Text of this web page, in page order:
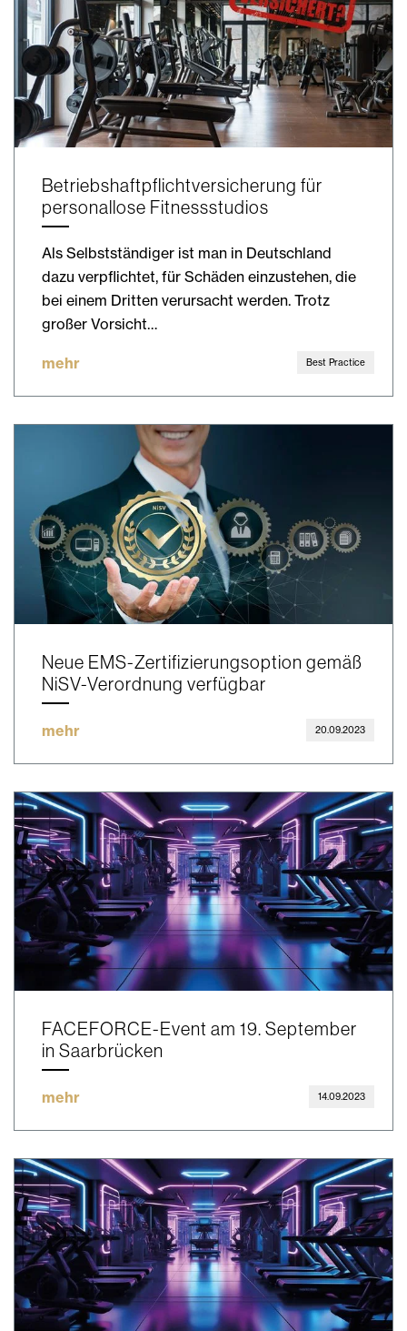
Betriebshaftpflichtversicherung für
personallose Fitnessstudios
Als Selbstständiger ist man in Deutschland
dazu verpflichtet, für Schäden einzustehen, die
bei einem Dritten verursacht werden. Trotz
großer Vorsicht…
mehr Best Practice
Neue EMS-Zertifizierungsoption gemäß
NiSV-Verordnung verfügbar
mehr 20.09.2023
FACEFORCE-Event am 19. September
in Saarbrücken
mehr 14.09.2023